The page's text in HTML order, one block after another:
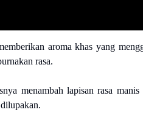
aroma khas yang
rasa.
menambah lapisan rasa